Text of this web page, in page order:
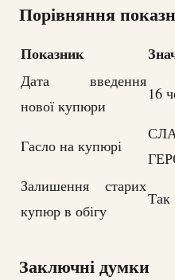
Порівняння
Показник
Дата введення
нової купюри
16
Гасло на купюрі
Залишення старих
купюр в обігу
Так
Заключні думки